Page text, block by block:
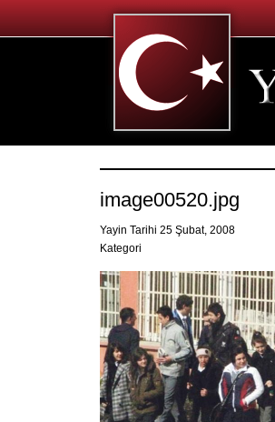
image00520.jpg
Yayin Tarihi 25 Şubat, 2008
Kategori